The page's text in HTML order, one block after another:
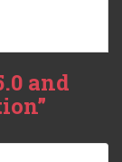
and